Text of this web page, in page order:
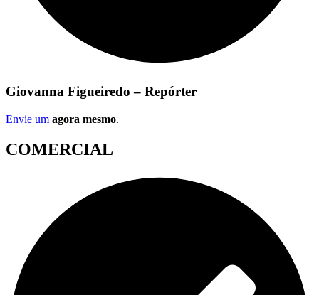
Giovanna Figueiredo – Repórter
Envie um agora mesmo.
COMERCIAL